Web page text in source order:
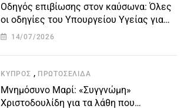
Οδηγός επιβίωσης στον καύσωνα: Όλες
οι οδηγίες του Υπουργείου Υγείας για
τις υψηλές θερμοκρασίες
14/07/2026
ΚΎΠΡΟΣ , ΠΡΩΤΟΣΈΛΙΔΑ
Μνημόσυνο Μαρί: «Συγγνώμη»
Χριστοδουλίδη για τα λάθη που